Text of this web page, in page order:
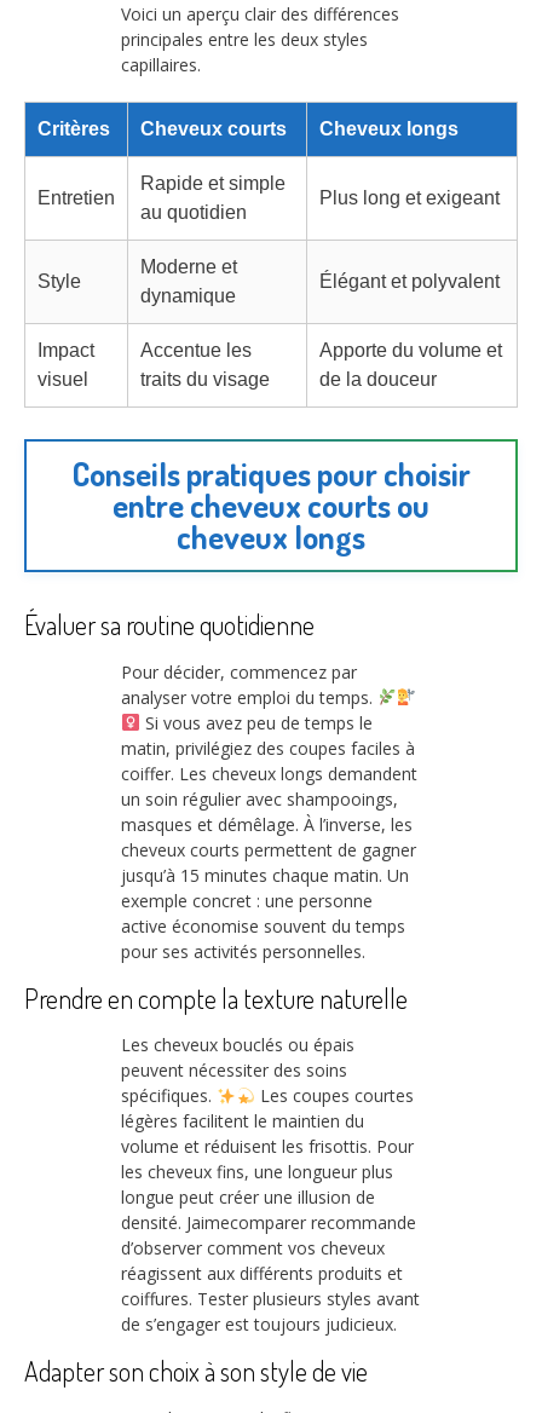
Voici un aperçu clair des différences
principales entre les deux styles
capillaires.
Critères Cheveux courts Cheveux longs
Entretien
Rapide et simple
au quotidien
Plus long et exigeant
Style
Moderne et
dynamique
Élégant et polyvalent
Impact
visuel
Accentue les
traits du visage
Apporte du volume et
de la douceur
Conseils pratiques pour choisir
entre cheveux courts ou
cheveux longs
Évaluer sa routine quotidienne
Pour décider, commencez par
analyser votre emploi du temps.
Si vous avez peu de temps le
matin, privilégiez des coupes faciles à
coiffer. Les cheveux longs demandent
un soin régulier avec shampooings,
masques et démêlage. À l’inverse, les
cheveux courts permettent de gagner
jusqu’à 15 minutes chaque matin. Un
exemple concret : une personne
active économise souvent du temps
pour ses activités personnelles.
Prendre en compte la texture naturelle
Les cheveux bouclés ou épais
peuvent nécessiter des soins
spécifiques.
Les coupes courtes
légères facilitent le maintien du
volume et réduisent les frisottis. Pour
les cheveux fins, une longueur plus
longue peut créer une illusion de
densité. Jaimecomparer recommande
d’observer comment vos cheveux
réagissent aux différents produits et
coiffures. Tester plusieurs styles avant
de s’engager est toujours judicieux.
Adapter son choix à son style de vie